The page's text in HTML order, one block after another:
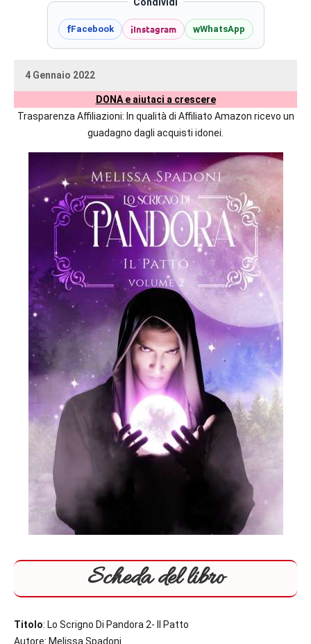
delle
autrici
fFacebook iInstagram wWhatsApp
4 Gennaio 2022
DONA e aiutaci a crescere
Trasparenza Affiliazioni: In qualità di Affiliato Amazon ricevo un
guadagno dagli acquisti idonei.
Scheda del libro
Titolo: Lo Scrigno Di Pandora 2- Il Patto
Autore: Melissa Spadoni